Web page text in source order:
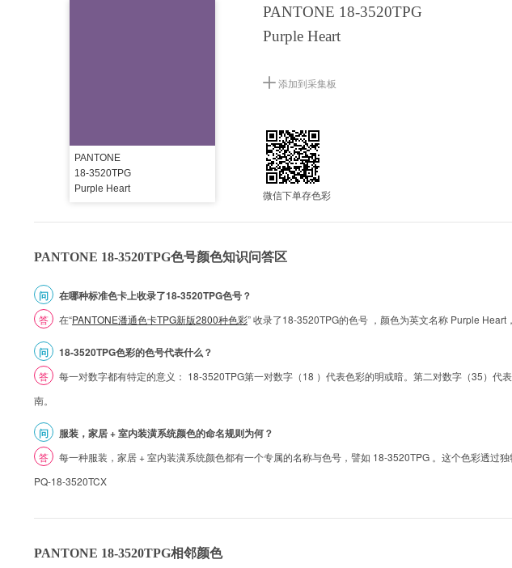
PANTONE
18-3520TPG
Purple Heart
PANTONE 18-3520TPG
Purple Heart
添加到采集板
微信下单存色彩
PANTONE 18-3520TPG色号颜色知识问答区
问 在哪种标准色卡上收录了18-3520TPG色号？
答 在“PANTONE潘通色卡TPG新版2800种色彩” 收录了18-3520TPG的色号 ，颜色为英文名称 Purple
问 18-3520TPG色彩的色号代表什么？
答
每一对数字都有特定的意义： 18-3520TPG第一对数字（18 ）代表色彩的明或暗。第二对数字（35）
南。
问 服装，家居 + 室内装潢系统颜色的命名规则为何？
答
每一种服装，家居 + 室内装潢系统颜色都有一个专属的名称与色号，譬如 18-3520TPG 。这个色彩透
PQ-18-3520TCX
PANTONE 18-3520TPG相邻颜色